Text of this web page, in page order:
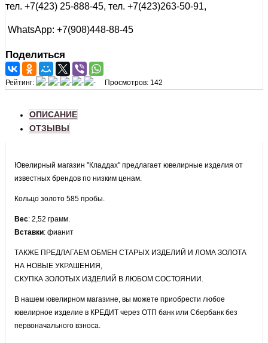
тел. +7(423) 25-888-45, тел. +7(423)263-50-91,
WhatsApp: +7(908)448-88-45
Поделиться
Рейтинг: Просмотров: 142
ОПИСАНИЕ
ОТЗЫВЫ
Ювелирный магазин "Кладдах" предлагает ювелирные изделия от
известных брендов по низким ценам.
Кольцо золото 585 пробы.
Вес: 2,52 грамм.
Вставки: фианит
ТАКЖЕ ПРЕДЛАГАЕМ ОБМЕН СТАРЫХ ИЗДЕЛИЙ И ЛОМА ЗОЛОТА
НА НОВЫЕ УКРАШЕНИЯ,
СКУПКА ЗОЛОТЫХ ИЗДЕЛИЙ В ЛЮБОМ СОСТОЯНИИ.
В нашем ювелирном магазине, вы можете приобрести любое
ювелирное изделие в КРЕДИТ через ОТП банк или Сбербанк без
первоначального взноса.